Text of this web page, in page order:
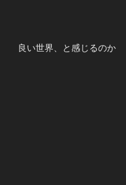
良い世界、と感じるのか